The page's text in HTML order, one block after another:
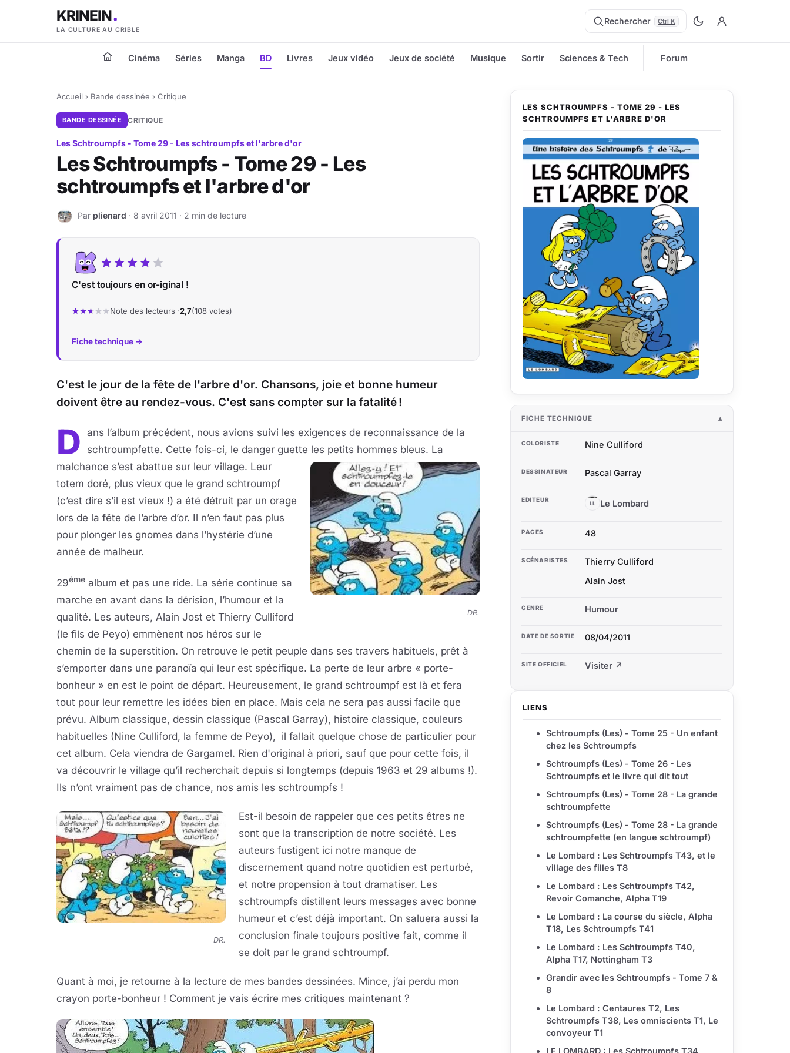
KRINEIN
LA CULTURE AU CRIBLE
Rechercher Ctrl K
Cinéma Séries Manga BD Livres Jeux vidéo Jeux de société Musique Sortir Sciences & Tech Forum
Accueil › Bande dessinée › Critique
BANDE DESSINÉE CRITIQUE
Les Schtroumpfs - Tome 29 - Les schtroumpfs et l'arbre d'or
Les Schtroumpfs - Tome 29 - Les
schtroumpfs et l'arbre d'or
P Par plienard · 8 avril 2011 · 2 min de lecture
C'est toujours en or-iginal !
Note des lecteurs ·2,7(108 votes)
Fiche technique →
C'est le jour de la fête de l'arbre d'or. Chansons, joie et bonne humeur
doivent être au rendez-vous. C'est sans compter sur la fatalité !
D ans l’album précédent, nous avions suivi les exigences de reconnaissance de la
schtroumpfette. Cette fois-ci, le danger guette les petits hommes bleus. La
malchance s’est abattue sur leur village.
DR.
Leur
totem doré, plus vieux que le grand schtroumpf
(c’est dire s’il est vieux !) a été détruit par un orage
lors de la fête de l’arbre d’or. Il n’en faut pas plus
pour plonger les gnomes dans l’hystérie d’une
année de malheur.
29ème album et pas une ride. La série continue sa
marche en avant dans la dérision, l’humour et la
qualité. Les auteurs, Alain Jost et Thierry Culliford
(le fils de Peyo) emmènent nos héros sur le
chemin de la superstition. On retrouve le petit peuple dans ses travers habituels, prêt à
s’emporter dans une paranoïa qui leur est spécifique. La perte de leur arbre « porte-
bonheur » en est le point de départ. Heureusement, le grand schtroumpf est là et fera
tout pour leur remettre les idées bien en place. Mais cela ne sera pas aussi facile que
prévu. Album classique, dessin classique (Pascal Garray), histoire classique, couleurs
habituelles (Nine Culliford, la femme de Peyo), il fallait quelque chose de particulier pour
cet album. Cela viendra de Gargamel. Rien d'original à priori, sauf que pour cette fois, il
va découvrir le village qu’il recherchait depuis si longtemps (depuis 1963 et 29 albums !).
Ils n’ont vraiment pas de chance, nos amis les schtroumpfs !
DR.
Est-il besoin de rappeler que ces petits êtres ne
sont que la transcription de notre société. Les
auteurs fustigent ici notre manque de
discernement quand notre quotidien est perturbé,
et notre propension à tout dramatiser. Les
schtroumpfs distillent leurs messages avec bonne
humeur et c’est déjà important. On saluera aussi la
conclusion finale toujours positive fait, comme il
se doit par le grand schtroumpf.
Quant à moi, je retourne à la lecture de mes bandes dessinées. Mince, j’ai perdu mon
crayon porte-bonheur ! Comment je vais écrire mes critiques maintenant ?
LES SCHTROUMPFS - TOME 29 - LES
SCHTROUMPFS ET L'ARBRE D'OR
FICHE TECHNIQUE
COLORISTE Nine Culliford
DESSINATEUR Pascal Garray
EDITEUR LL Le Lombard
PAGES 48
SCÉNARISTES
Thierry Culliford
Alain Jost
GENRE Humour
DATE DE SORTIE 08/04/2011
SITE OFFICIEL Visiter ↗
LIENS
Schtroumpfs (Les) - Tome 25 - Un enfant
chez les Schtroumpfs
Schtroumpfs (Les) - Tome 26 - Les
Schtroumpfs et le livre qui dit tout
Schtroumpfs (Les) - Tome 28 - La grande
schtroumpfette
Schtroumpfs (Les) - Tome 28 - La grande
schtroumpfette (en langue schtroumpf)
Le Lombard : Les Schtroumpfs T43, et le
village des filles T8
Le Lombard : Les Schtroumpfs T42,
Revoir Comanche, Alpha T19
Le Lombard : La course du siècle, Alpha
T18, Les Schtroumpfs T41
Le Lombard : Les Schtroumpfs T40,
Alpha T17, Nottingham T3
Grandir avec les Schtroumpfs - Tome 7 &
8
Le Lombard : Centaures T2, Les
Schtroumpfs T38, Les omniscients T1, Le
convoyeur T1